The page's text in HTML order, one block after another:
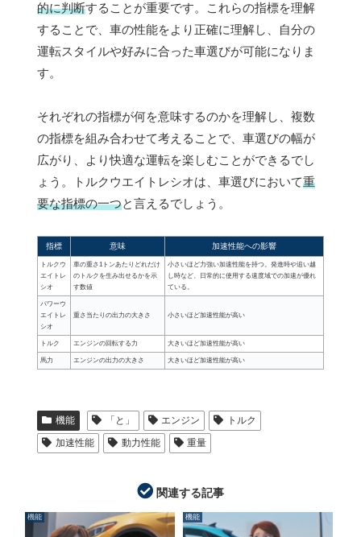
的に判断することが重要です。これらの指標を理解
することで、車の性能をより正確に理解し、自分の
運転スタイルや好みに合った車選びが可能になりま
す。
それぞれの指標が何を意味するのかを理解し、複数
の指標を組み合わせて考えることで、車選びの幅が
広がり、より快適な運転を楽しむことができるでし
ょう。トルクウエイトレシオは、車選びにおいて重
要な指標の一つと言えるでしょう。
指標 意味 加速性能への影響
トルクウ
エイトレ
シオ
車の重さ1トンあたりどれだけ
のトルクを生み出せるかを示
す数値
小さいほど力強い加速性能を持つ。発進時や追い越
し時など、日常的に使用する速度域での加速が優れ
ている。
パワーウ
エイトレ
シオ
重さ当たりの出力の大きさ 小さいほど加速性能が高い
トルク エンジンの回転する力 大きいほど加速性能が高い
馬力 エンジンの出力の大きさ 大きいほど加速性能が高い
機能 「と」 エンジン
トルク
加速性能
動力性能 重量
関連する記事
機能 機能